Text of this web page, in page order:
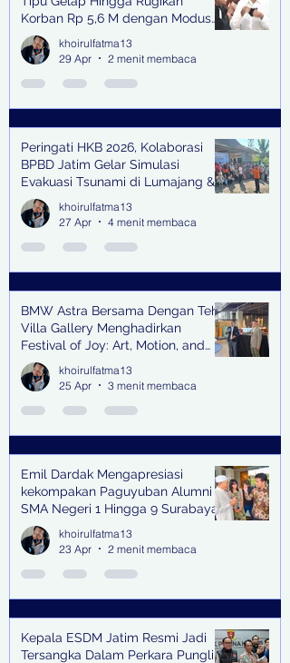
Korban Rp 5,6 M dengan Modus
Kerja Sama Impor Bodong
khoirulfatma13
29 Apr
2 menit membaca
Peringati HKB 2026, Kolaborasi
BPBD Jatim Gelar Simulasi
Evakuasi Tsunami di Lumajang &
Trenggalek
khoirulfatma13
27 Apr
4 menit membaca
BMW Astra Bersama Dengan Teh
Villa Gallery Menghadirkan
Festival of Joy: Art, Motion, and
Scent
khoirulfatma13
25 Apr
3 menit membaca
Emil Dardak Mengapresiasi
kekompakan Paguyuban Alumni
SMA Negeri 1 Hingga 9 Surabaya
(Pasmanbaya) dalam Kegiatan
Halal Bihalal
khoirulfatma13
23 Apr
2 menit membaca
Kepala ESDM Jatim Resmi Jadi
Tersangka Dalam Perkara Pungli